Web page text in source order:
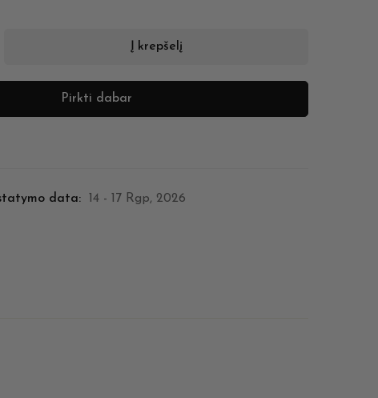
Į krepšelį
Pirkti dabar
data: 14 - 17 Rgp, 2026